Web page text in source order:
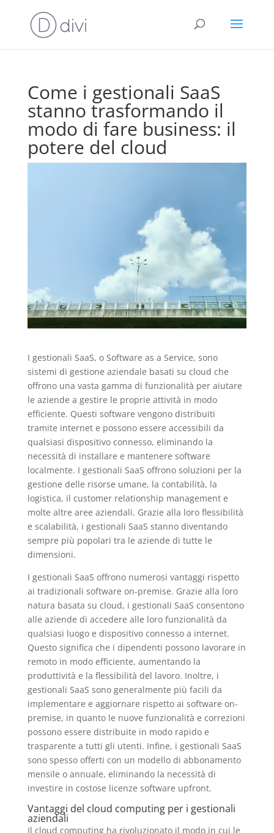
Come i gestionali SaaS
stanno trasformando il
modo di fare business: il
potere del cloud
I gestionali SaaS, o Software as a Service, sono
sistemi di gestione aziendale basati su cloud che
offrono una vasta gamma di funzionalità per aiutare
le aziende a gestire le proprie attività in modo
efficiente. Questi software vengono distribuiti
tramite internet e possono essere accessibili da
qualsiasi dispositivo connesso, eliminando la
necessità di installare e mantenere software
localmente. I gestionali SaaS offrono soluzioni per la
gestione delle risorse umane, la contabilità, la
logistica, il customer relationship management e
molte altre aree aziendali. Grazie alla loro flessibilità
e scalabilità, i gestionali SaaS stanno diventando
sempre più popolari tra le aziende di tutte le
dimensioni.
I gestionali SaaS offrono numerosi vantaggi rispetto
ai tradizionali software on-premise. Grazie alla loro
natura basata su cloud, i gestionali SaaS consentono
alle aziende di accedere alle loro funzionalità da
qualsiasi luogo e dispositivo connesso a internet.
Questo significa che i dipendenti possono lavorare in
remoto in modo efficiente, aumentando la
produttività e la flessibilità del lavoro. Inoltre, i
gestionali SaaS sono generalmente più facili da
implementare e aggiornare rispetto ai software on-
premise, in quanto le nuove funzionalità e correzioni
possono essere distribuite in modo rapido e
trasparente a tutti gli utenti. Infine, i gestionali SaaS
sono spesso offerti con un modello di abbonamento
mensile o annuale, eliminando la necessità di
investire in costose licenze software upfront.
Vantaggi del cloud computing per i gestionali
aziendali
Il cloud computing ha rivoluzionato il modo in cui le